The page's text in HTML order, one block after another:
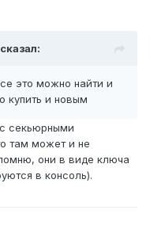
сказал:
это можно найти и
купить и новым
секьюрными
там может и не
они в виде ключа
в консоль).